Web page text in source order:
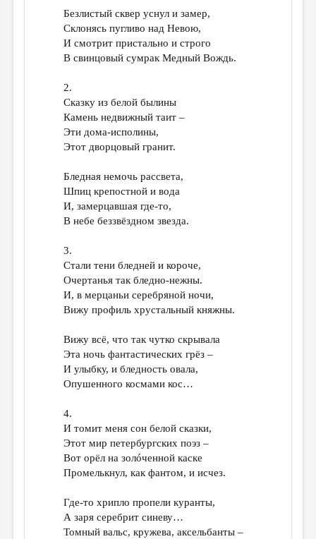
Безлистый сквер уснул и замер,
Склонясь пугливо над Невою,
И смотрит пристально и строго
В свинцовый сумрак Медный Вождь.
2.
Сказку из белой былины
Камень недвижный таит –
Эти дома-исполины,
Этот дворцовый гранит.
Бледная немочь рассвета,
Шпиц крепостной и вода
И, замерцавшая где-то,
В небе беззвёздном звезда.
3.
Стали тени бледней и короче,
Очертанья так бледно-нежны.
И, в мерцаньи серебряной ночи,
Вижу профиль хрустальный княжны.
Вижу всё, что так чутко скрывала
Эта ночь фантастических грёз –
И улыбку, и бледность овала,
Опушенного космами кос…
4.
И томит меня сон белой сказки,
Этот мир петербургских поэз –
Вот орёл на золóченной каске
Промелькнул, как фантом, и исчез.
Где-то хрипло пропели куранты,
А заря серебрит синеву…
Томный вальс, кружева, аксельбанты –